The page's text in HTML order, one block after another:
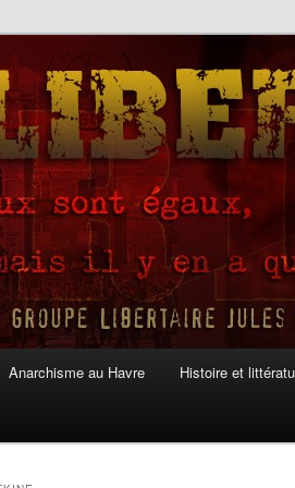
Anarchisme au Havre Histoire et